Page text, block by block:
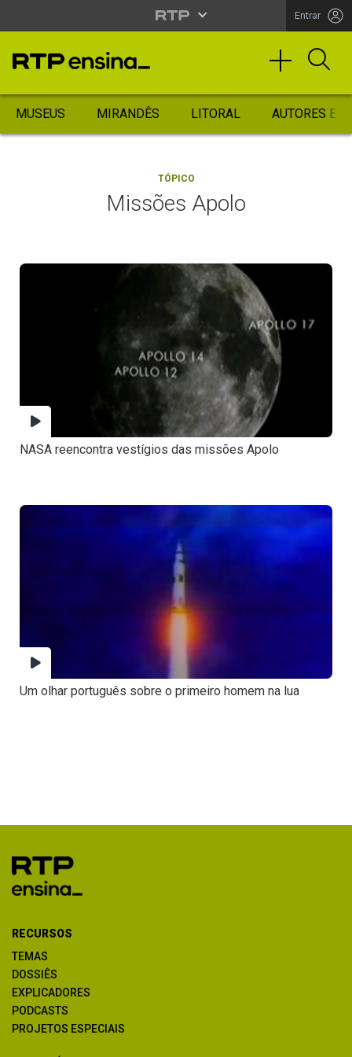
Entrar
MUSEUS MIRANDÊS LITORAL AUTORES
TÓPICO
Missões Apolo
NASA reencontra vestígios das missões Apolo
Um olhar português sobre o primeiro homem na lua
RECURSOS
TEMAS
DOSSIÊS
EXPLICADORES
PODCASTS
PROJETOS ESPECIAIS